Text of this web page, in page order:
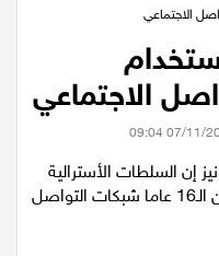
الاجتماعي
الاجتماعي
إن السلطات الأسترالية
تبحث حظر استخدام الأطفال حتى سن الـ16 عاما شبكات التواصل